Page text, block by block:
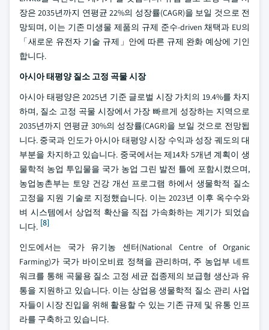
장은 2035년까지 연평균 22%의 성장률(CAGR)을 보일 것으로 전
망되며, 이는 기존 미생물 제품의 규제 준수-driven 채택과 EU의
「새로운 유전자 기술 규제」안에 따른 규제 완화 예상에 기인
합니다.
아시아 태평양 질소 고정 곡물 시장
아시아 태평양은 2025년 기준 글로벌 시장 가치의 19.4%를 차지
하며, 질소 고정 곡물 시장에서 가장 빠르게 성장하는 지역으로
2035년까지 연평균 30%의 성장률(CAGR)을 보일 것으로 전망됩
니다. 중국과 인도가 아시아 태평양 시장 수익과 성장 궤도의 대
부분을 차지하고 있습니다. 중국에서는 제14차 5개년 계획이 생
물학적 농업 투입물을 국가 농업 그린 발전 틀에 포함시켰으며,
농업농촌부는 토양 건강 개선 프로그램 하에서 생물학적 질소
고정을 지원 기술로 지정했습니다. 이는 2023년 이후 옥수수와
벼 시스템에서 상업적 확산을 직접 가속화하는 계기가 되었습
니다. [8]
인도에서는 국가 유기농 센터(National Centre of Organic
Farming)가 국가 바이오비료 정책을 관리하며, 주 농업부 네트
워크를 통해 곡물용 질소 고정 세균 접종제의 보급형 생산과 유
통을 지원하고 있습니다. 이는 상업용 생물학적 질소 관리 사업
자들이 시장 진입을 위해 활용할 수 있는 기존 규제 및 유통 인프
라를 구축하고 있습니다.